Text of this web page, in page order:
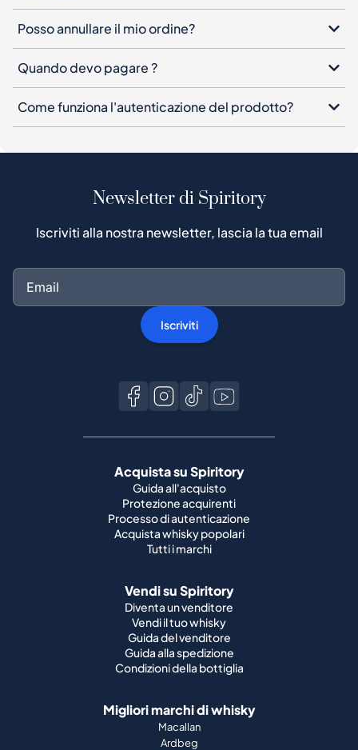
Posso annullare il mio ordine?
Quando devo pagare ?
Come funziona l'autenticazione del prodotto?
Newsletter di Spiritory
Iscriviti alla nostra newsletter, lascia la tua email
Iscriviti
Acquista su Spiritory
Guida all'acquisto
Protezione acquirenti
Processo di autenticazione
Acquista whisky popolari
Tutti i marchi
Vendi su Spiritory
Diventa un venditore
Vendi il tuo whisky
Guida del venditore
Guida alla spedizione
Condizioni della bottiglia
Migliori marchi di whisky
Macallan
Ardbeg